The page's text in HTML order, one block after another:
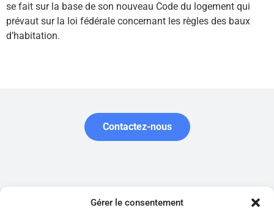
Gérer le consentement
se fait sur la base de son nouveau Code du logement qui
prévaut sur la loi fédérale concernant les règles des baux
d’habitation.
Contactez-nous
Garantie.be est édité par la société belge Garantir SRL, enregistrée
auprès de la Banque carrefour des entreprises (numéro